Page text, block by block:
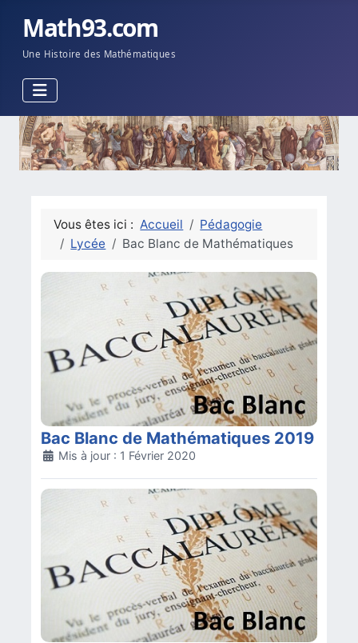
Math93.com
Une Histoire des Mathématiques
Vous êtes ici : Accueil
Pédagogie
Lycée
Bac Blanc de Mathématiques
Bac Blanc de Mathématiques 2019
DétailsMis à jour : 1 Février 2020